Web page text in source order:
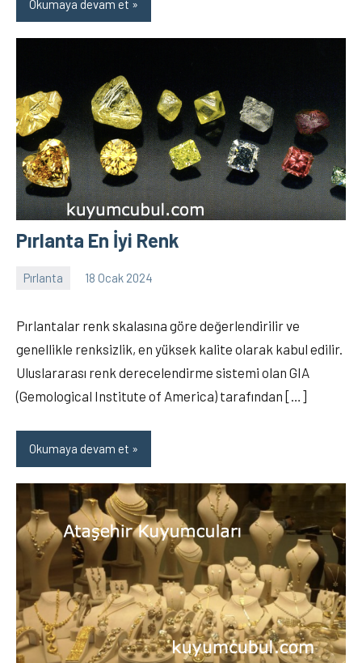
Okumaya devam et
Pırlanta En İyi Renk
Pırlanta 18 Ocak 2024
Pırlantalar renk skalasına göre değerlendirilir ve
genellikle renksizlik, en yüksek kalite olarak kabul edilir.
Uluslararası renk derecelendirme sistemi olan GIA
(Gemological Institute of America) tarafından […]
Okumaya devam et